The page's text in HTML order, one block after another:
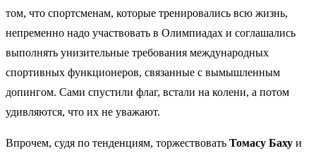
том, что спортсменам, которые тренировались всю жизнь,
непременно надо участвовать в Олимпиадах и соглашались
выполнять унизительные требования международных
спортивных функционеров, связанные с вымышленным
допингом. Сами спустили флаг, встали на колени, а потом
удивляются, что их не уважают.
Впрочем, судя по тенденциям, торжествовать Томасу Баху и